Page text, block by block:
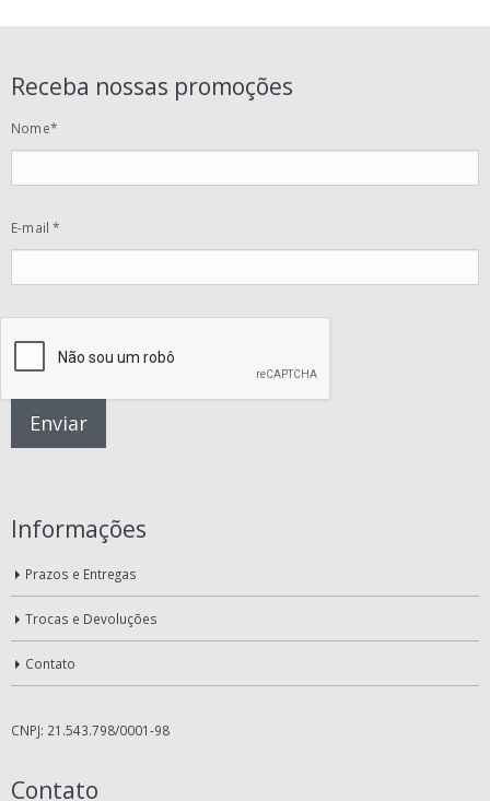
Receba nossas promoções
Nome*
E-mail *
Informações
Prazos e Entregas
Trocas e Devoluções
Contato
CNPJ: 21.543.798/0001-98
Contato